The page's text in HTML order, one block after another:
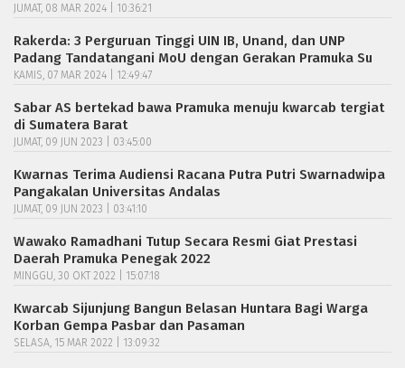
JUMAT, 08 MAR 2024 | 10:36:21
Rakerda: 3 Perguruan Tinggi UIN IB, Unand, dan UNP
Padang Tandatangani MoU dengan Gerakan Pramuka Su
KAMIS, 07 MAR 2024 | 12:49:47
Sabar AS bertekad bawa Pramuka menuju kwarcab tergiat
di Sumatera Barat
JUMAT, 09 JUN 2023 | 03:45:00
Kwarnas Terima Audiensi Racana Putra Putri Swarnadwipa
Pangakalan Universitas Andalas
JUMAT, 09 JUN 2023 | 03:41:10
Wawako Ramadhani Tutup Secara Resmi Giat Prestasi
Daerah Pramuka Penegak 2022
MINGGU, 30 OKT 2022 | 15:07:18
Kwarcab Sijunjung Bangun Belasan Huntara Bagi Warga
Korban Gempa Pasbar dan Pasaman
SELASA, 15 MAR 2022 | 13:09:32